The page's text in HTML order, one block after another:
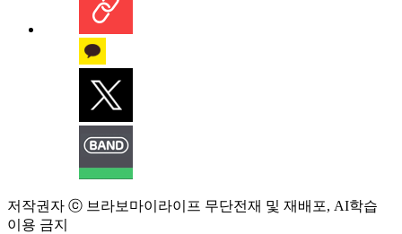
저작권자 ⓒ 브라보마이라이프 무단전재 및 재배포, AI학습
이용 금지